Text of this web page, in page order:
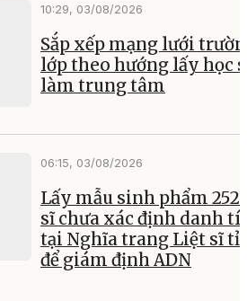
10:29, 03/08/2026
Sắp xếp mạng lưới
lớp theo hướng lấy học
làm trung tâm
06:15, 03/08/2026
Lấy mẫu sinh phẩm 252
sĩ chưa xác định danh
tại Nghĩa trang Liệt sĩ
để giám định ADN